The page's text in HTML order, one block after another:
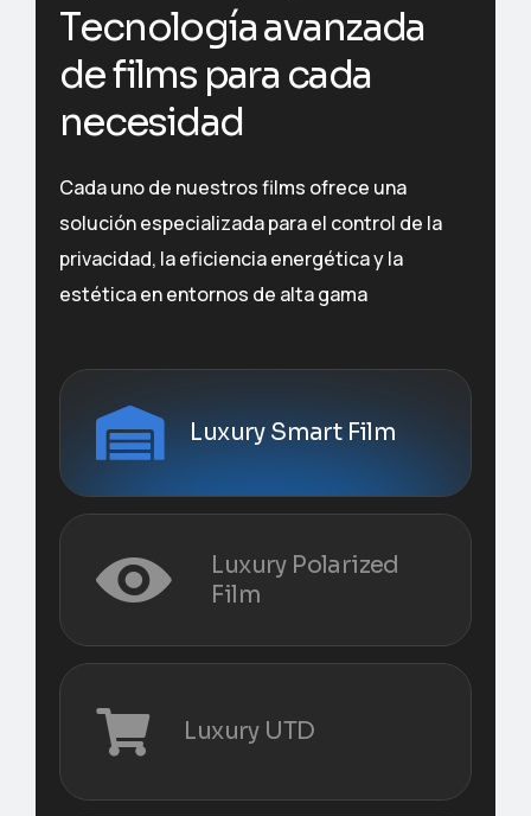
Tecnologíaavanzada
defilms para cada
necesidad
Cada uno de nuestros films ofrece una
solución especializada para el control de la
privacidad, la eficiencia energética y la
estética en entornos de alta gama
Luxury Smart Film
Luxury Polarized
Film
Luxury UTD